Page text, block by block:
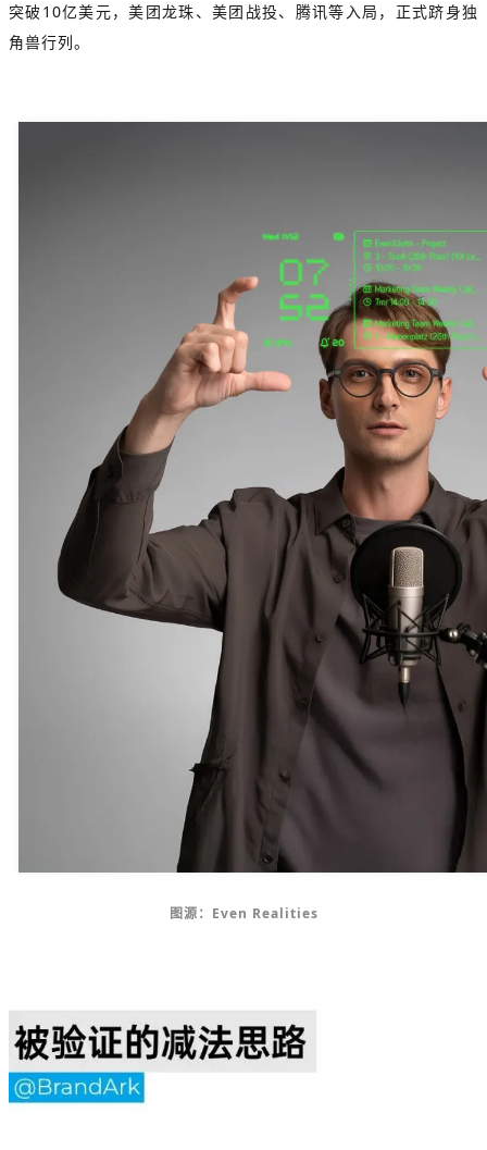
突破10亿美元，美团龙珠、美团战投、腾讯等入局，正式跻身独
角兽行列。
图源：Even Realities